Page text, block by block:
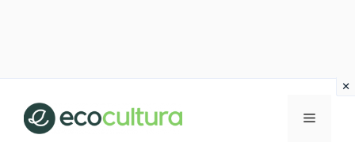
contenuto
MENU